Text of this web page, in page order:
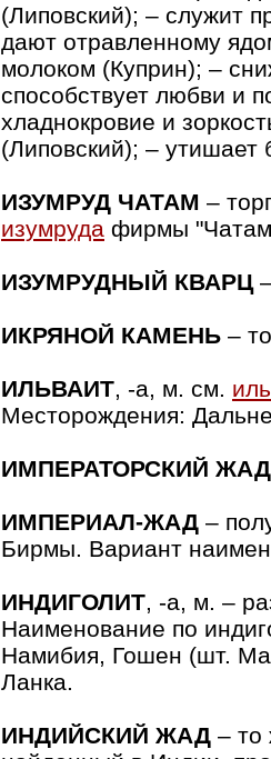
(Липовский); – служит
дают отравленному
молоком (Куприн); –
способствует любви и
хладнокровие и
(Липовский); – утишает
ИЗУМРУД ЧАТАМ –
изумруда фирмы
ИЗУМРУДНЫЙ КВАРЦ
ИКРЯНОЙ КАМЕНЬ –
ИЛЬВАИТ, -а, м. см.
Месторождения:
ИМПЕРАТОРСКИЙ ЖАД
ИМПЕРИАЛ-ЖАД –
Бирмы. Вариант
ИНДИГОЛИТ, -а, м. –
Наименование по
Намибия, Гошен (шт.
Ланка.
ИНДИЙСКИЙ ЖАД – то